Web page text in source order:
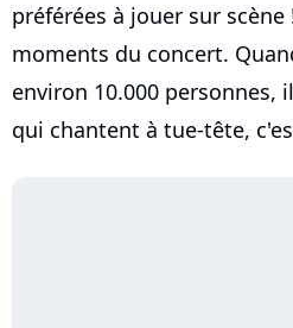
préférées à jouer sur
moments du concert.
environ 10.000 personnes,
qui chantent à tue-tête,